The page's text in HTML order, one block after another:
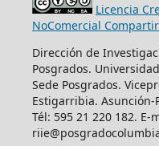
Licencia
NoComercial
Dirección de
Posgrados.
Sede Posgrados.
Estigarribia. Asunción-
Tél: 595 21 220 182. E-